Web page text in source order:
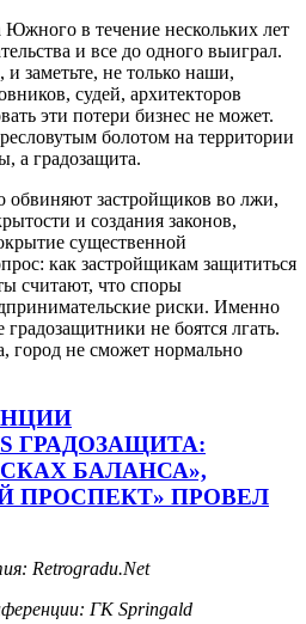
в течение нескольких лет
и все до одного выиграл.
заметьте, не только наши,
судей, архитекторов
эти потери бизнес не может.
болотом на территории
а градозащита.
обвиняют застройщиков во лжи,
и создания законов,
существенной
как застройщикам защититься
считают, что споры
риски. Именно
не боятся лгать.
город не сможет нормально
ГРАДОЗАЩИТА:
БАЛАНСА»,
ПРОСПЕКТ» ПРОВЕЛ
Retrogradu.Net
ГК Springald